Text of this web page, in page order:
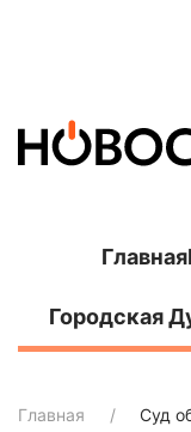
Главная
Городская
Главная
Суд